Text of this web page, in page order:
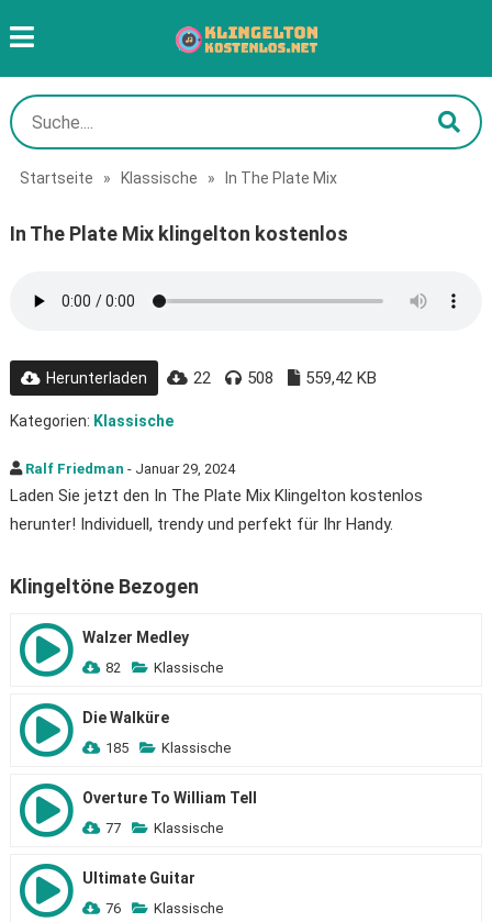
Startseite » Klassische » In The Plate Mix
In The Plate Mix klingelton kostenlos
Herunterladen 22 508 559,42 KB
Kategorien: Klassische
Ralf Friedman - Januar 29, 2024
Laden Sie jetzt den In The Plate Mix Klingelton kostenlos
herunter! Individuell, trendy und perfekt für Ihr Handy.
Klingeltöne Bezogen
Walzer Medley
82 Klassische
Die Walküre
185 Klassische
Overture To William Tell
77 Klassische
Ultimate Guitar
76 Klassische